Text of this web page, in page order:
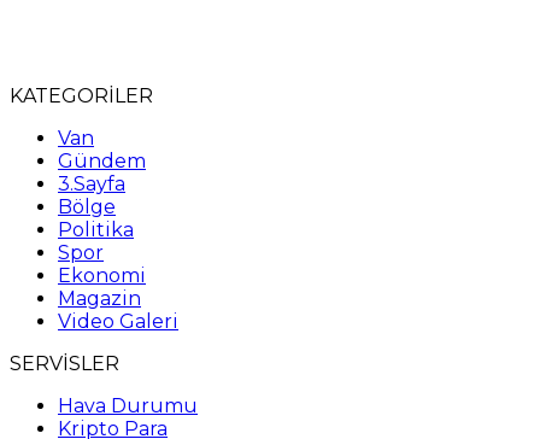
KATEGORİLER
Van
Gündem
3.Sayfa
Bölge
Politika
Spor
Ekonomi
Magazin
Video Galeri
SERVİSLER
Hava Durumu
Kripto Para